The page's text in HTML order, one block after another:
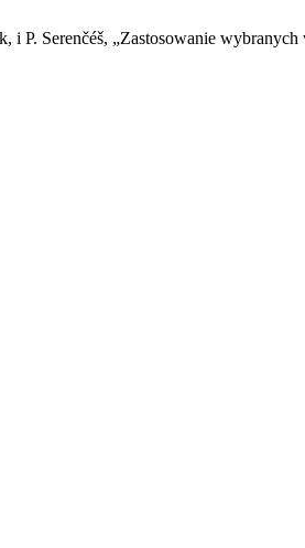
i P. Serenčéš, „Zastosowanie